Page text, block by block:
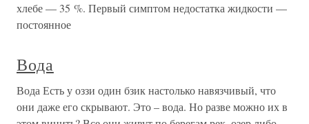
хлебе — 35 %. Первый симптом недостатка жидкости —
постоянное
Вода
Вода Есть у оззи один бзик настолько навязчивый, что
они даже его скрывают. Это – вода. Но разве можно их в